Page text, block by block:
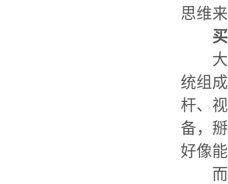
思维
大众
统组
杆、
备，
好像
而控